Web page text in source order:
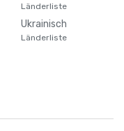
Länderliste
Ukrainisch
Länderliste